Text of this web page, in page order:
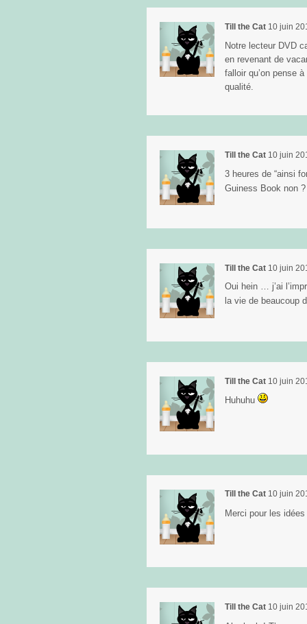
Till the Cat 10 juin
Notre lecteur DVD
en revenant de
falloir qu’on pense
qualité.
Till the Cat 10 juin
3 heures de “ainsi
Guiness Book non
Till the Cat 10 juin
Oui hein … j’ai
la vie de beaucoup
Till the Cat 10 juin
Huhuhu
Till the Cat 10 juin
Merci pour les
Till the Cat 10 juin